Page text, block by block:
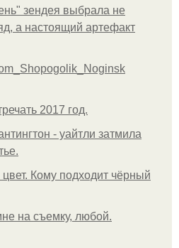
зендея выбрала не
а настоящий артефакт
2017 год.
- уайтли затмила
Кому подходит чёрный
на съемку, любой.